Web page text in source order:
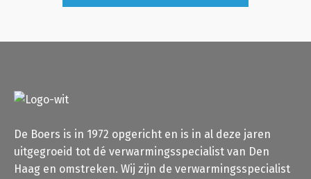
De Boers is in 1972 opgericht en is in al deze jaren
uitgegroeid tot dé verwarmingsspecialist van Den
Haag en omstreken. Wij zijn de verwarmingsspecialist